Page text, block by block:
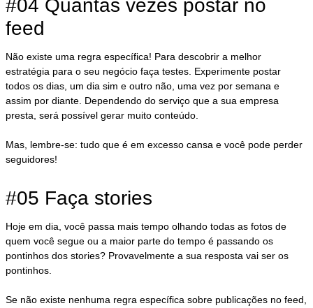
#04 Quantas vezes postar no
feed
Não existe uma regra específica! Para descobrir a melhor
estratégia para o seu negócio faça testes. Experimente postar
todos os dias, um dia sim e outro não, uma vez por semana e
assim por diante. Dependendo do serviço que a sua empresa
presta, será possível gerar muito conteúdo.
Mas, lembre-se: tudo que é em excesso cansa e você pode perder
seguidores!
#05 Faça stories
Hoje em dia, você passa mais tempo olhando todas as fotos de
quem você segue ou a maior parte do tempo é passando os
pontinhos dos stories? Provavelmente a sua resposta vai ser os
pontinhos.
Se não existe nenhuma regra específica sobre publicações no feed,